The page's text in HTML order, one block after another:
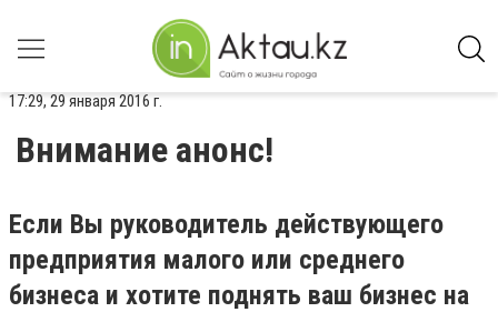
17:29, 29 января 2016 г.
Внимание анонс!
Если Вы руководитель действующего
предприятия малого или среднего
бизнеса и хотите поднять ваш бизнес на